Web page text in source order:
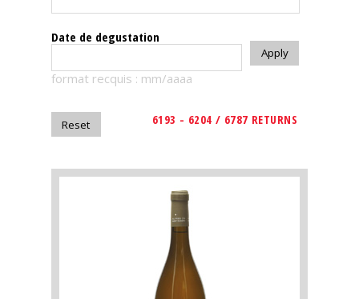
The
magazine
Magazine
Date de degustation
format recquis : mm/aaaa
6193 - 6204 / 6787 RETURNS